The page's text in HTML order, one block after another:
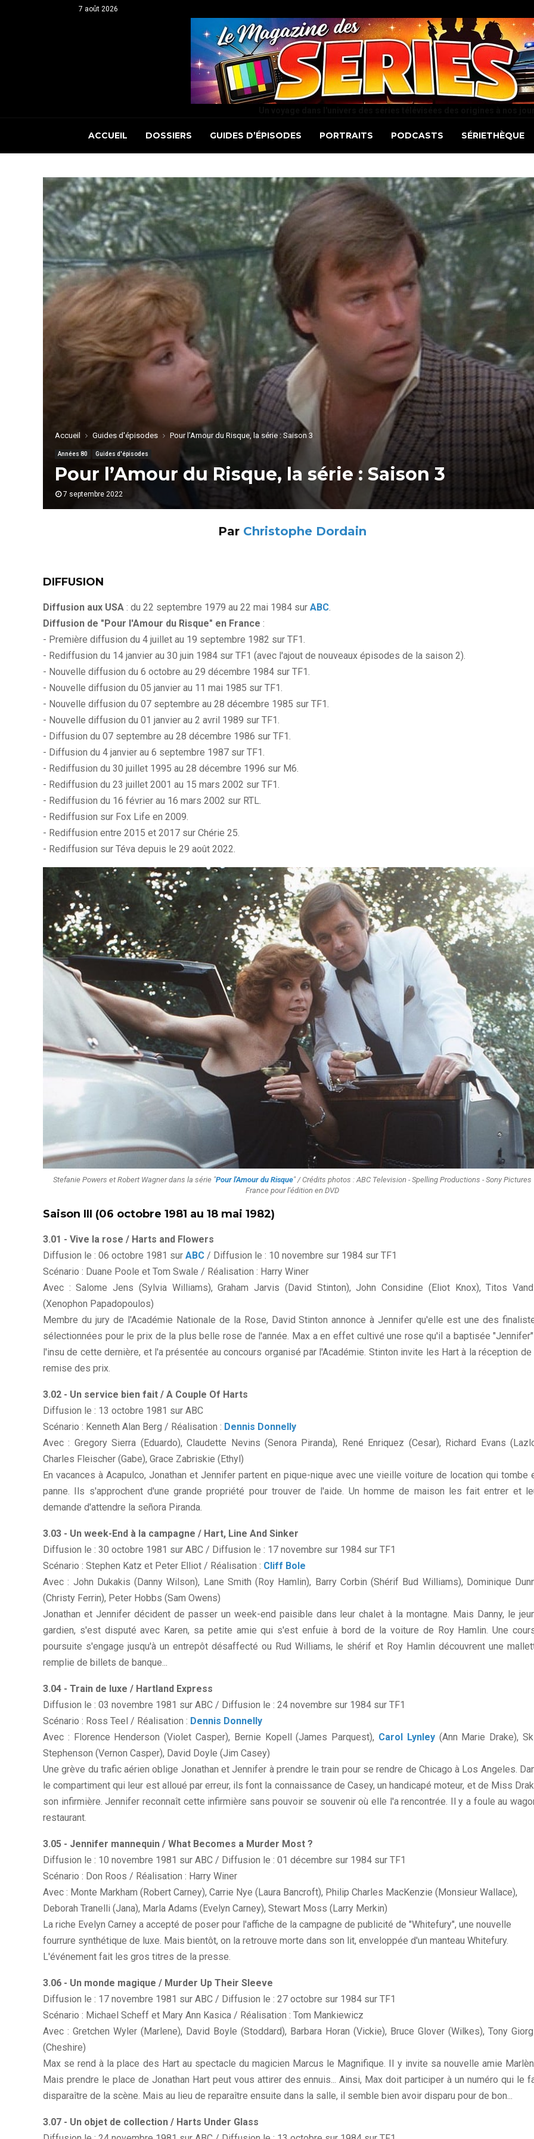
7 août 2026
ACCUEIL DOSSIERS GUIDES D’ÉPISODES PORTRAITS PODCASTS SÉRIETHÈQUE
Accueil Guides d'épisodes Pour l’Amour du Risque, la série : Saison 3
Années 80 Guides d'épisodes
Pour l’Amour du Risque, la série : Saison 3
7 septembre 2022
Par Christophe Dordain
DIFFUSION
Diffusion aux USA : du 22 septembre 1979 au 22 mai 1984 sur ABC.
Diffusion de "Pour l'Amour du Risque" en France :
- Première diffusion du 4 juillet au 19 septembre 1982 sur TF1.
- Rediffusion du 14 janvier au 30 juin 1984 sur TF1 (avec l'ajout de nouveaux épisodes de la saison 2).
- Nouvelle diffusion du 6 octobre au 29 décembre 1984 sur TF1.
- Nouvelle diffusion du 05 janvier au 11 mai 1985 sur TF1.
- Nouvelle diffusion du 07 septembre au 28 décembre 1985 sur TF1.
- Nouvelle diffusion du 01 janvier au 2 avril 1989 sur TF1.
- Diffusion du 07 septembre au 28 décembre 1986 sur TF1.
- Diffusion du 4 janvier au 6 septembre 1987 sur TF1.
- Rediffusion du 30 juillet 1995 au 28 décembre 1996 sur M6.
- Rediffusion du 23 juillet 2001 au 15 mars 2002 sur TF1.
- Rediffusion du 16 février au 16 mars 2002 sur RTL.
- Rediffusion sur Fox Life en 2009.
- Rediffusion entre 2015 et 2017 sur Chérie 25.
- Rediffusion sur Téva depuis le 29 août 2022.
Stefanie Powers et Robert Wagner dans la série "Pour l'Amour du Risque" / Crédits photos : ABC Television - Spelling Productions - Sony Pictures
France pour l'édition en DVD
Saison III (06 octobre 1981 au 18 mai 1982)
3.01 - Vive la rose / Harts and Flowers
Diffusion le : 06 octobre 1981 sur ABC / Diffusion le : 10 novembre sur 1984 sur TF1
Scénario : Duane Poole et Tom Swale / Réalisation : Harry Winer
Avec : Salome Jens (Sylvia Williams), Graham Jarvis (David Stinton), John Considine (Eliot Knox), Titos
(Xenophon Papadopoulos)
Membre du jury de l'Académie Nationale de la Rose, David Stinton annonce à Jennifer qu'elle est une des
sélectionnées pour le prix de la plus belle rose de l'année. Max a en effet cultivé une rose qu'il a baptisée
l'insu de cette dernière, et l'a présentée au concours organisé par l'Académie. Stinton invite les Hart à la réception de
remise des prix.
3.02 - Un service bien fait / A Couple Of Harts
Diffusion le : 13 octobre 1981 sur ABC
Scénario : Kenneth Alan Berg / Réalisation : Dennis Donnelly
Avec : Gregory Sierra (Eduardo), Claudette Nevins (Senora Piranda), René Enriquez (Cesar), Richard Evans
Charles Fleischer (Gabe), Grace Zabriskie (Ethyl)
En vacances à Acapulco, Jonathan et Jennifer partent en pique-nique avec une vieille voiture de location qui tombe
panne. Ils s'approchent d'une grande propriété pour trouver de l'aide. Un homme de maison les fait entrer et
demande d'attendre la señora Piranda.
3.03 - Un week-End à la campagne / Hart, Line And Sinker
Diffusion le : 30 octobre 1981 sur ABC / Diffusion le : 17 novembre sur 1984 sur TF1
Scénario : Stephen Katz et Peter Elliot / Réalisation : Cliff Bole
Avec : John Dukakis (Danny Wilson), Lane Smith (Roy Hamlin), Barry Corbin (Shérif Bud Williams), Dominique
(Christy Ferrin), Peter Hobbs (Sam Owens)
Jonathan et Jennifer décident de passer un week-end paisible dans leur chalet à la montagne. Mais Danny, le
gardien, s'est disputé avec Karen, sa petite amie qui s'est enfuie à bord de la voiture de Roy Hamlin. Une
poursuite s'engage jusqu'à un entrepôt désaffecté ou Rud Williams, le shérif et Roy Hamlin découvrent une
remplie de billets de banque...
3.04 - Train de luxe / Hartland Express
Diffusion le : 03 novembre 1981 sur ABC / Diffusion le : 24 novembre sur 1984 sur TF1
Scénario : Ross Teel / Réalisation : Dennis Donnelly
Avec : Florence Henderson (Violet Casper), Bernie Kopell (James Parquest), Carol Lynley(Ann Marie Drake),
Stephenson (Vernon Casper), David Doyle (Jim Casey)
Une grève du trafic aérien oblige Jonathan et Jennifer à prendre le train pour se rendre de Chicago à Los Angeles.
le compartiment qui leur est alloué par erreur, ils font la connaissance de Casey, un handicapé moteur, et de Miss
son infirmière. Jennifer reconnaît cette infirmière sans pouvoir se souvenir où elle l'a rencontrée. Il y a foule au
restaurant.
3.05 - Jennifer mannequin / What Becomes a Murder Most ?
Diffusion le : 10 novembre 1981 sur ABC / Diffusion le : 01 décembre sur 1984 sur TF1
Scénario : Don Roos / Réalisation : Harry Winer
Avec : Monte Markham (Robert Carney), Carrie Nye (Laura Bancroft), Philip Charles MacKenzie (Monsieur Wallace),
Deborah Tranelli (Jana), Marla Adams (Evelyn Carney), Stewart Moss (Larry Merkin)
La riche Evelyn Carney a accepté de poser pour l'affiche de la campagne de publicité de "Whitefury", une nouvelle
fourrure synthétique de luxe. Mais bientôt, on la retrouve morte dans son lit, enveloppée d'un manteau Whitefury.
L'événement fait les gros titres de la presse.
3.06 - Un monde magique / Murder Up Their Sleeve
Diffusion le : 17 novembre 1981 sur ABC / Diffusion le : 27 octobre sur 1984 sur TF1
Scénario : Michael Scheff et Mary Ann Kasica / Réalisation : Tom Mankiewicz
Avec : Gretchen Wyler (Marlene), David Boyle (Stoddard), Barbara Horan (Vickie), Bruce Glover (Wilkes), Tony
(Cheshire)
Max se rend à la place des Hart au spectacle du magicien Marcus le Magnifique. Il y invite sa nouvelle amie
Mais prendre le place de Jonathan Hart peut vous attirer des ennuis... Ainsi, Max doit participer à un numéro qui le
disparaître de la scène. Mais au lieu de reparaître ensuite dans la salle, il semble bien avoir disparu pour de bon...
3.07 - Un objet de collection / Harts Under Glass